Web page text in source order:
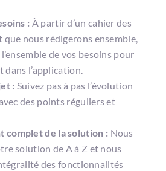
: À partir d’un cahier des
que nous rédigerons ensemble,
de vos besoins pour
dans l’application.
: Suivez pas à pas l’évolution
des points réguliers et
complet de la solution : Nous
solution de A à Z et nous
des fonctionnalités